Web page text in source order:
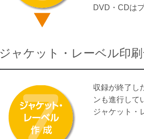
DVD・CDは
ジャケット・レーベル印
収録が終了し
ンも進行して
ジャケット・